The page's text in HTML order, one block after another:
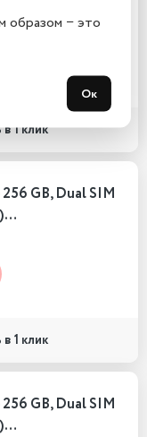
1 клик
GB, Dual SIM
1 клик
GB, Dual SIM
образом − это
Ок